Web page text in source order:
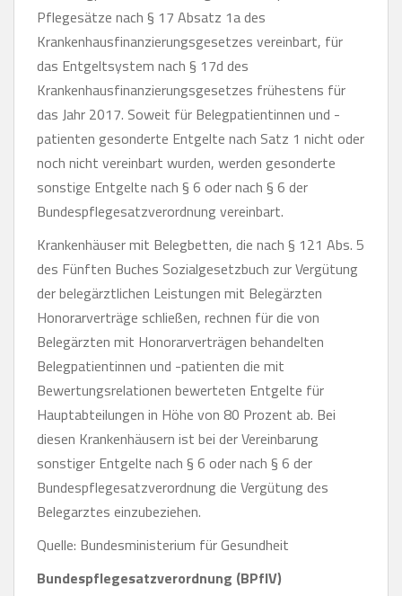
Pflegesätze nach § 17 Absatz 1a des
Krankenhausfinanzierungsgesetzes vereinbart, für
das Entgeltsystem nach § 17d des
Krankenhausfinanzierungsgesetzes frühestens für
das Jahr 2017. Soweit für Belegpatientinnen und -
patienten gesonderte Entgelte nach Satz 1 nicht oder
noch nicht vereinbart wurden, werden gesonderte
sonstige Entgelte nach § 6 oder nach § 6 der
Bundespflegesatzverordnung vereinbart.
Krankenhäuser mit Belegbetten, die nach § 121 Abs. 5
des Fünften Buches Sozialgesetzbuch zur Vergütung
der belegärztlichen Leistungen mit Belegärzten
Honorarverträge schließen, rechnen für die von
Belegärzten mit Honorarverträgen behandelten
Belegpatientinnen und -patienten die mit
Bewertungsrelationen bewerteten Entgelte für
Hauptabteilungen in Höhe von 80 Prozent ab. Bei
diesen Krankenhäusern ist bei der Vereinbarung
sonstiger Entgelte nach § 6 oder nach § 6 der
Bundespflegesatzverordnung die Vergütung des
Belegarztes einzubeziehen.
Quelle: Bundesministerium für Gesundheit
Bundespflegesatzverordnung (BPflV)